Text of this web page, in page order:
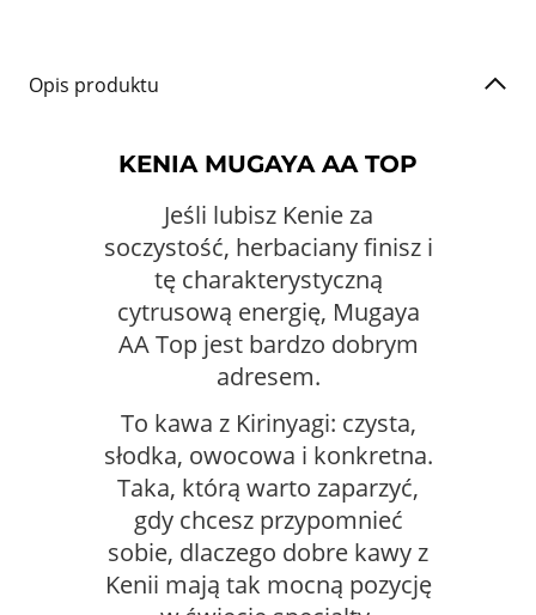
Opis produktu
KENIA MUGAYA AA TOP
Jeśli lubisz Kenie za
soczystość, herbaciany finisz i
tę charakterystyczną
cytrusową energię, Mugaya
AA Top jest bardzo dobrym
adresem.
To kawa z Kirinyagi: czysta,
słodka, owocowa i konkretna.
Taka, którą warto zaparzyć,
gdy chcesz przypomnieć
sobie, dlaczego dobre kawy z
Kenii mają tak mocną pozycję